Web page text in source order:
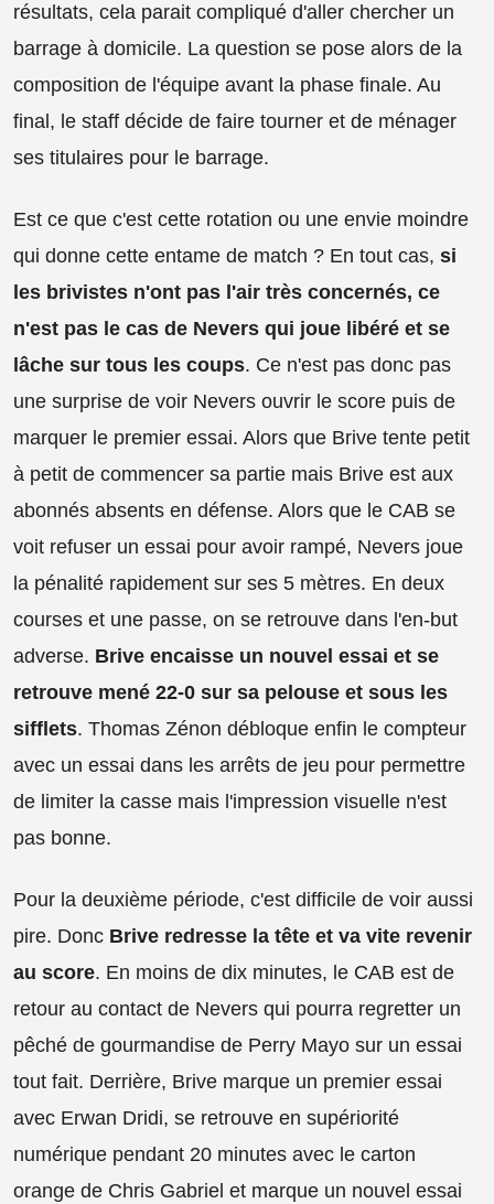
résultats, cela parait compliqué d'aller chercher un
barrage à domicile. La question se pose alors de la
composition de l'équipe avant la phase finale. Au
final, le staff décide de faire tourner et de ménager
ses titulaires pour le barrage.
Est ce que c'est cette rotation ou une envie moindre
qui donne cette entame de match ? En tout cas, si
les brivistes n'ont pas l'air très concernés, ce
n'est pas le cas de Nevers qui joue libéré et se
lâche sur tous les coups. Ce n'est pas donc pas
une surprise de voir Nevers ouvrir le score puis de
marquer le premier essai. Alors que Brive tente petit
à petit de commencer sa partie mais Brive est aux
abonnés absents en défense. Alors que le CAB se
voit refuser un essai pour avoir rampé, Nevers joue
la pénalité rapidement sur ses 5 mètres. En deux
courses et une passe, on se retrouve dans l'en-but
adverse. Brive encaisse un nouvel essai et se
retrouve mené 22-0 sur sa pelouse et sous les
sifflets. Thomas Zénon débloque enfin le compteur
avec un essai dans les arrêts de jeu pour permettre
de limiter la casse mais l'impression visuelle n'est
pas bonne.
Pour la deuxième période, c'est difficile de voir aussi
pire. Donc Brive redresse la tête et va vite revenir
au score. En moins de dix minutes, le CAB est de
retour au contact de Nevers qui pourra regretter un
pêché de gourmandise de Perry Mayo sur un essai
tout fait. Derrière, Brive marque un premier essai
avec Erwan Dridi, se retrouve en supériorité
numérique pendant 20 minutes avec le carton
orange de Chris Gabriel et marque un nouvel essai